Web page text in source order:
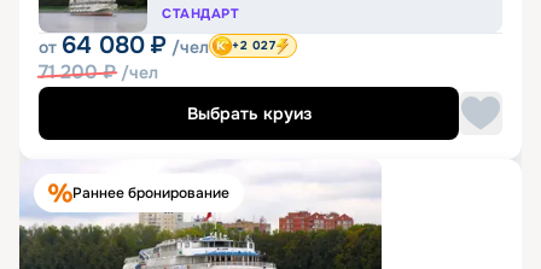
СТАНДАРТ
от 64 080 ₽ /чел
71 200₽ /чел
+2 027
Выбрать круиз
Раннее бронирование